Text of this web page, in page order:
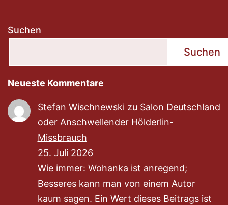
Suchen
Suchen
Neueste Kommentare
Stefan Wischnewski zu Salon Deutschland
oder Anschwellender Hölderlin-
Missbrauch
25. Juli 2026
Wie immer: Wohanka ist anregend;
Besseres kann man von einem Autor
kaum sagen. Ein Wert dieses Beitrags ist